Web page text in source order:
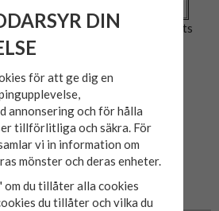
x2. B= Mitten av axeln till plaggets
DIN
för att ge dig en
annonsering och för hålla
tillförlitliga och säkra. För
vi in information om
mönster och deras enheter.
om du tillåter alla cookies
du tillåter och vilka du